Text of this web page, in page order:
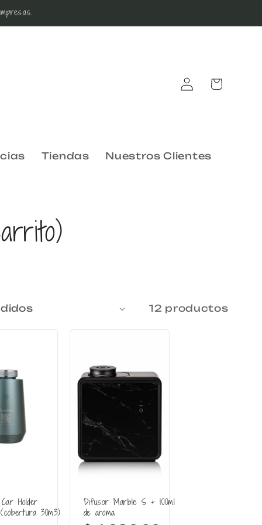
Tiendas Nuestros Clientes
Iniciar
sesión
Carrito
12 productos
Holder
30m3)
Difusor Marble S + 100ml
de aroma